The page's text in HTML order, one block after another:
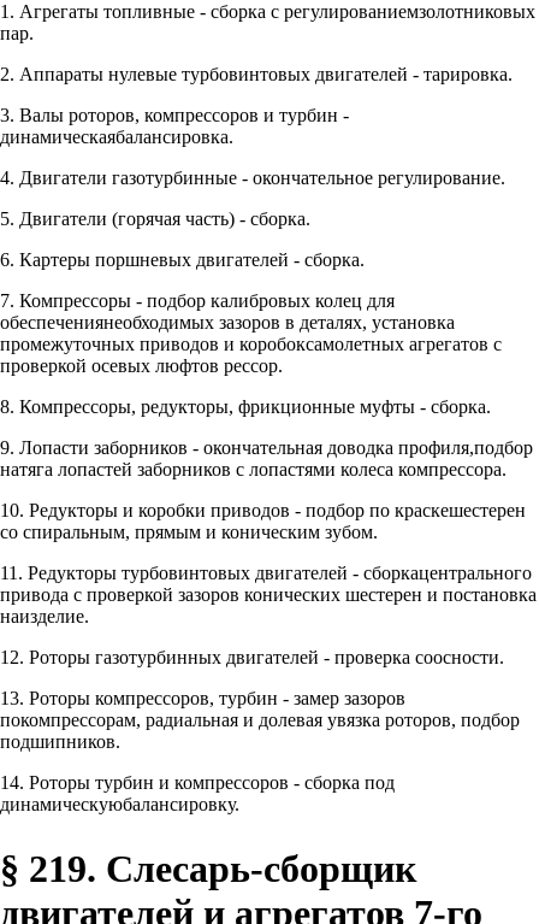
1. Агрегаты топливные - сборка с регулированиемзолотниковых
пар.
2. Аппараты нулевые турбовинтовых двигателей - тарировка.
3. Валы роторов, компрессоров и турбин -
динамическаябалансировка.
4. Двигатели газотурбинные - окончательное регулирование.
5. Двигатели (горячая часть) - сборка.
6. Картеры поршневых двигателей - сборка.
7. Компрессоры - подбор калибровых колец для
обеспечениянеобходимых зазоров в деталях, установка
промежуточных приводов и коробоксамолетных агрегатов с
проверкой осевых люфтов рессор.
8. Компрессоры, редукторы, фрикционные муфты - сборка.
9. Лопасти заборников - окончательная доводка профиля,подбор
натяга лопастей заборников с лопастями колеса компрессора.
10. Редукторы и коробки приводов - подбор по краскешестерен
со спиральным, прямым и коническим зубом.
11. Редукторы турбовинтовых двигателей - сборкацентрального
привода с проверкой зазоров конических шестерен и постановка
наизделие.
12. Роторы газотурбинных двигателей - проверка соосности.
13. Роторы компрессоров, турбин - замер зазоров
покомпрессорам, радиальная и долевая увязка роторов, подбор
подшипников.
14. Роторы турбин и компрессоров - сборка под
динамическуюбалансировку.
§ 219. Слесарь-сборщик
двигателей и агрегатов 7-го